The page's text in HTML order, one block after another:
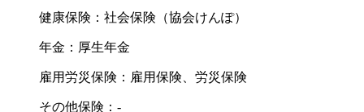
健康保険：社会保険（協会けんぽ）
年金：厚生年金
雇用労災保険：雇用保険、労災保険
その他保険：-